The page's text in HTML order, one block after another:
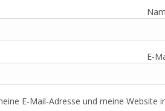
E-
E-Mail-Adresse und meine